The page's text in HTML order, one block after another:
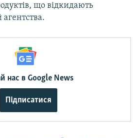
що відкидають
нас в Google News
Підписатися